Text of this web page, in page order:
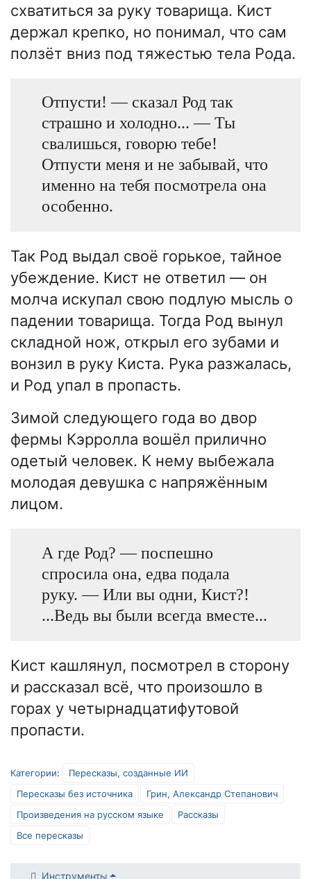
схватиться за руку товарища. Кист
держал крепко, но понимал, что сам
ползёт вниз под тяжестью тела Рода.
Отпусти! — сказал Род так
страшно и холодно... — Ты
свалишься, говорю тебе!
Отпусти меня и не забывай, что
именно на тебя посмотрела она
особенно.
Так Род выдал своё горькое, тайное
убеждение. Кист не ответил — он
молча искупал свою подлую мысль о
падении товарища. Тогда Род вынул
складной нож, открыл его зубами и
вонзил в руку Киста. Рука разжалась,
и Род упал в пропасть.
Зимой следующего года во двор
фермы Кэрролла вошёл прилично
одетый человек. К нему выбежала
молодая девушка с напряжённым
лицом.
А где Род? — поспешно
спросила она, едва подала
руку. — Или вы одни, Кист?!
...Ведь вы были всегда вместе...
Кист кашлянул, посмотрел в сторону
и рассказал всё, что произошло в
горах у четырнадцатифутовой
пропасти.
Категории:
Пересказы, созданные ИИ
Пересказы без источника
Грин, Александр Степанович
Произведения на русском языке
Рассказы
Все пересказы
Инструменты